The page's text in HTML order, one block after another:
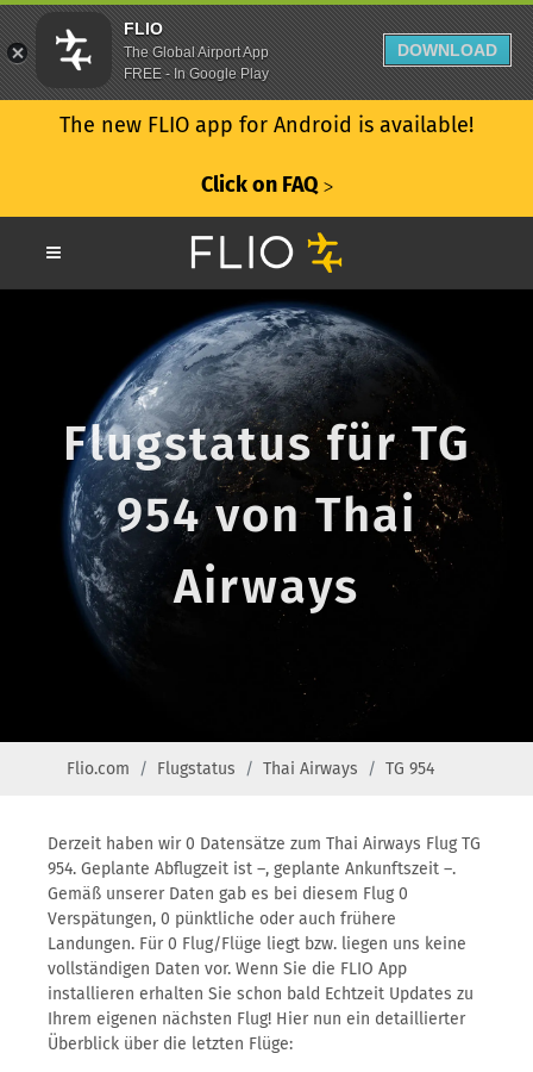
The new FLIO app for Android is available!
Click on FAQ ᐳ
Flugstatus für TG
954 von Thai
Airways
Flio.com Flugstatus Thai Airways TG 954
Derzeit haben wir 0 Datensätze zum Thai Airways Flug TG
954. Geplante Abflugzeit ist –, geplante Ankunftszeit –.
Gemäß unserer Daten gab es bei diesem Flug 0
Verspätungen, 0 pünktliche oder auch frühere
Landungen. Für 0 Flug/Flüge liegt bzw. liegen uns keine
vollständigen Daten vor. Wenn Sie die FLIO App
installieren erhalten Sie schon bald Echtzeit Updates zu
Ihrem eigenen nächsten Flug! Hier nun ein detaillierter
Überblick über die letzten Flüge:
FLIO
The Global Airport App
FREE - In Google Play
DOWNLOAD